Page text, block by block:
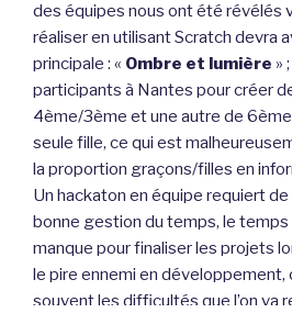
des équipes nous ont été révélés
réaliser en utilisant Scratch devra
principale : « Ombre et lumière »
participants à Nantes pour créer
4ème/3ème et une autre de
seule fille, ce qui est
la proportion graçons/filles en
Un hackaton en équipe requiert
bonne gestion du temps, le
manque pour finaliser les projets
le pire ennemi en
souvent les difficultés que l’on va